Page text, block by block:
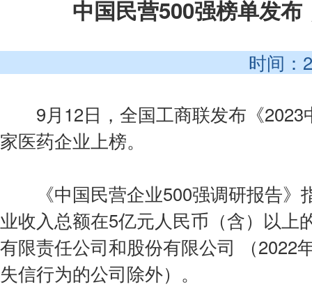
登记信息
协会章程
会员名单
道德准则
调解规则
中国民营500强榜单发
时间：
9月12日，全国工商联发布《2023
家医药企业上榜。
《中国民营企业500强调研报告》
业收入总额在5亿元人民币（含）以上
有限责任公司和股份有限公司 （2022
失信行为的公司除外）。